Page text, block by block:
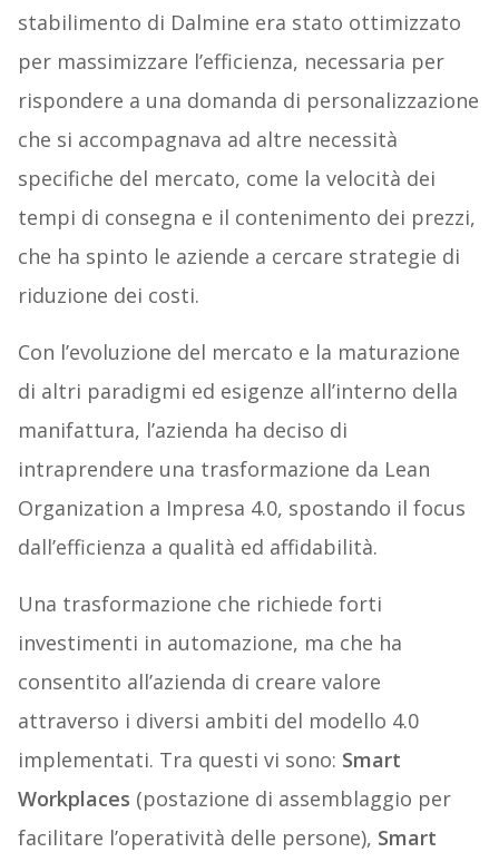
stabilimento di Dalmine era stato ottimizzato
per massimizzare l’efficienza, necessaria per
rispondere a una domanda di personalizzazione
che si accompagnava ad altre necessità
specifiche del mercato, come la velocità dei
tempi di consegna e il contenimento dei prezzi,
che ha spinto le aziende a cercare strategie di
riduzione dei costi.
Con l’evoluzione del mercato e la maturazione
di altri paradigmi ed esigenze all’interno della
manifattura, l’azienda ha deciso di
intraprendere una trasformazione da Lean
Organization a Impresa 4.0, spostando il focus
dall’efficienza a qualità ed affidabilità.
Una trasformazione che richiede forti
investimenti in automazione, ma che ha
consentito all’azienda di creare valore
attraverso i diversi ambiti del modello 4.0
implementati. Tra questi vi sono: Smart
Workplaces (postazione di assemblaggio per
facilitare l’operatività delle persone), Smart